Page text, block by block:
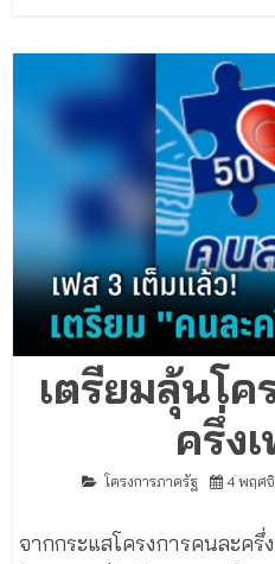
เตรียมลุ้นโค
ครึ่ง
โครงการภาครัฐ 4 พฤศ
จากกระแสโครงการคนละค